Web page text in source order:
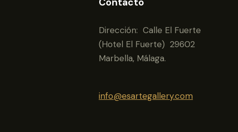
Dirección: Calle El Fuerte
(Hotel El Fuerte) 29602
Marbella, Málaga.
info@esartegallery.com